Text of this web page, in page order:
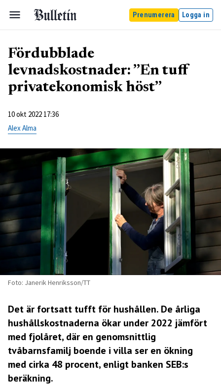
Prenumerera Logga in
Fördubblade
levnadskostnader: ”En tuff
privatekonomisk höst”
10 okt 2022 17:36
Alex Alma
Foto: Janerik Henriksson/TT
Det är fortsatt tufft för hushållen. De årliga
hushållskostnaderna ökar under 2022 jämfört
med fjolåret, där en genomsnittlig
tvåbarnsfamilj boende i villa ser en ökning
med cirka 48 procent, enligt banken SEB:s
beräkning.